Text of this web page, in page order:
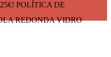
POLÍTICA DE
REDONDA VIDRO